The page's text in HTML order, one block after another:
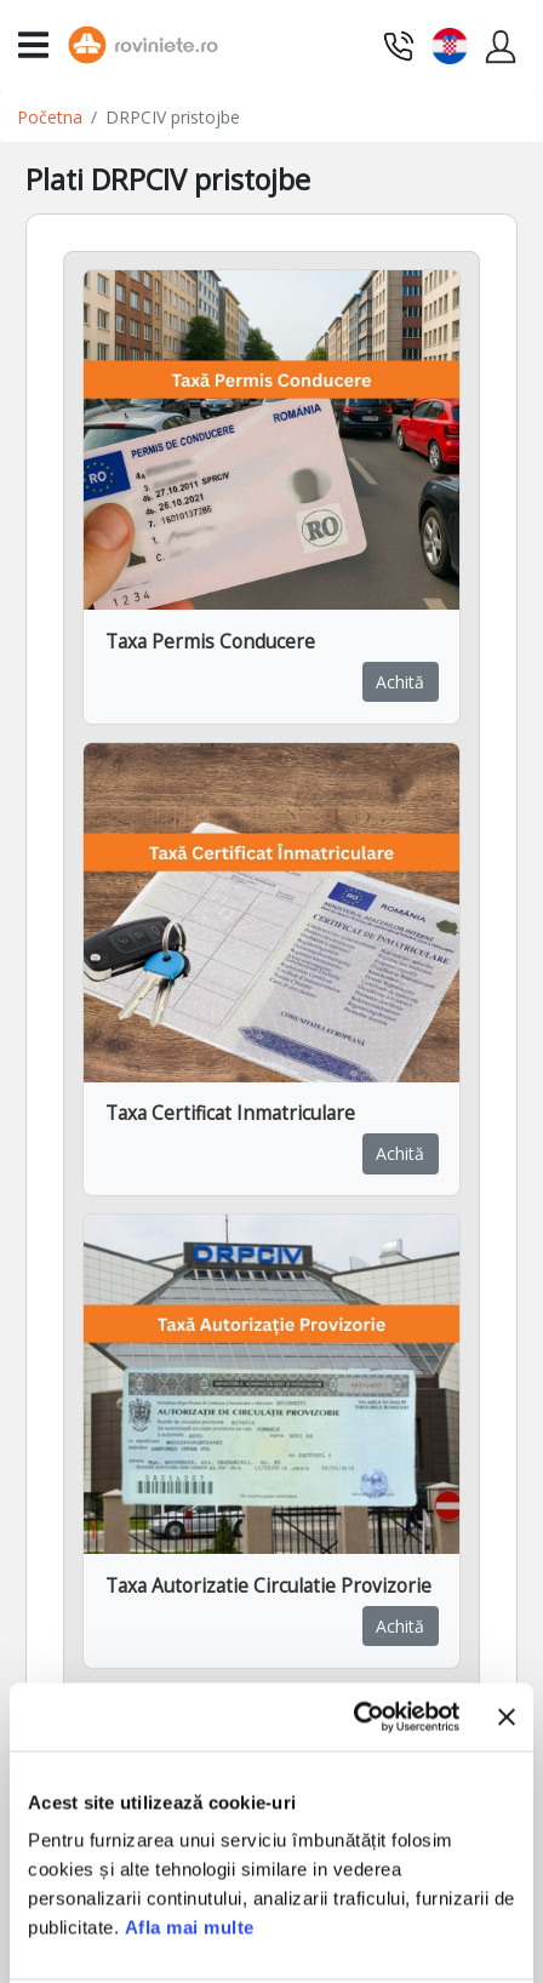
Acest site utilizează cookie-uri
Pentru furnizarea unui serviciu îmbunătățit folosim
cookies și alte tehnologii similare in vederea
personalizarii continutului, analizarii traficului, furnizarii de
publicitate. Afla mai multe
Početna DRPCIV pristojbe
Plati DRPCIV pristojbe
Taxa Permis Conducere
Achită
Taxa Certificat Inmatriculare
Achită
Taxa Autorizatie Circulatie Provizorie
Achită